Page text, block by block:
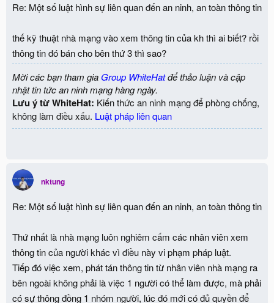
Re: Một số luật hình sự liên quan đến an ninh, an toàn thông tin
thế kỹ thuật nhà mạng vào xem thông tin của kh thì ai biết? rồi
thông tin đó bán cho bên thứ 3 thì sao?
Mời các bạn tham gia Group WhiteHatđể thảo luận và cập
nhật tin tức an ninh mạng hàng ngày.
Lưu ý từ WhiteHat: Kiến thức an ninh mạng để phòng chống,
không làm điều xấu. Luật pháp liên quan
nktung
Re: Một số luật hình sự liên quan đến an ninh, an toàn thông tin
Thứ nhất là nhà mạng luôn nghiêm cấm các nhân viên xem
thông tin của người khác vì điều này vi phạm pháp luật.
Tiếp đó việc xem, phát tán thông tin từ nhân viên nhà mạng ra
bên ngoài không phải là việc 1 người có thể làm được, mà phải
có sự thông đồng 1 nhóm người, lúc đó mới có đủ quyền để